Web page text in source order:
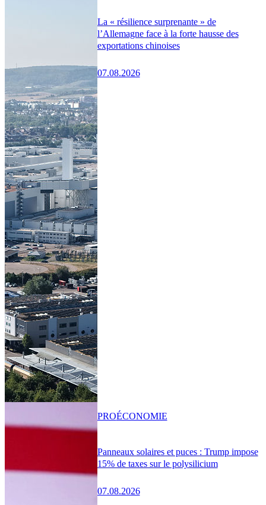
La « résilience surprenante » de
l’Allemagne face à la forte hausse des
exportations chinoises
07.08.2026
Panneaux solaires et puces : Trump impose
15% de taxes sur le polysilicium
07.08.2026
PROÉCONOMIE